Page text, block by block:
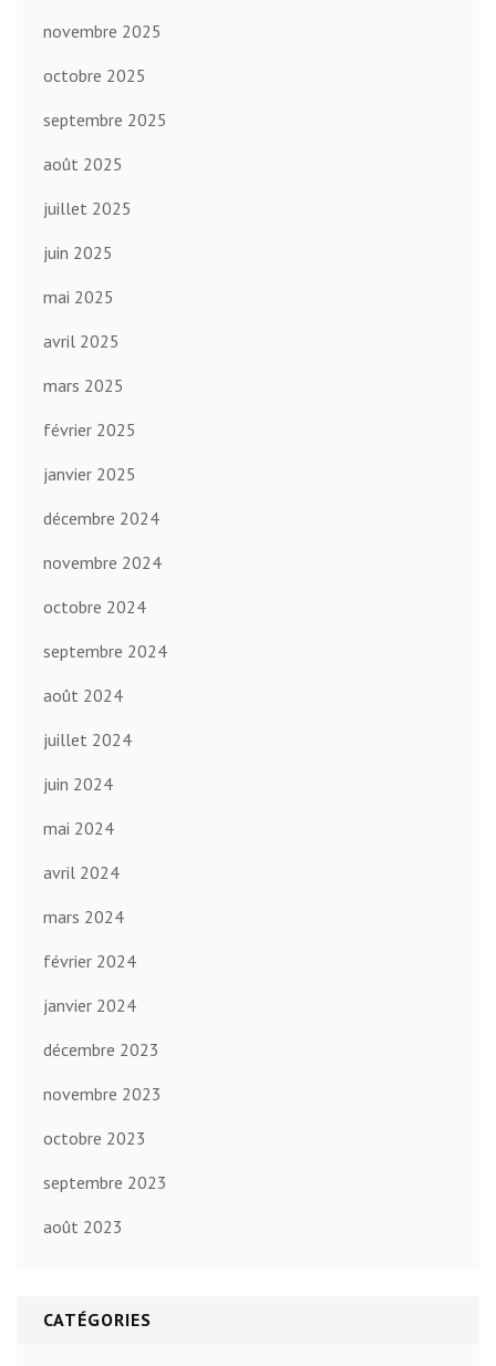
novembre 2025
octobre 2025
septembre 2025
août 2025
juillet 2025
juin 2025
mai 2025
avril 2025
mars 2025
février 2025
janvier 2025
décembre 2024
novembre 2024
octobre 2024
septembre 2024
août 2024
juillet 2024
juin 2024
mai 2024
avril 2024
mars 2024
février 2024
janvier 2024
décembre 2023
novembre 2023
octobre 2023
septembre 2023
août 2023
CATÉGORIES